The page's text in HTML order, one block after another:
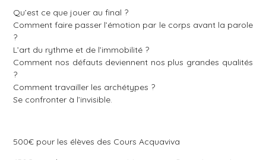
Qu’est ce que jouer au final ?
Comment faire passer l’émotion par le corps avant la parole
?
L’art du rythme et de l’immobilité ?
Comment nos défauts deviennent nos plus grandes qualités
?
Comment travailler les archétypes ?
Se confronter à l’invisible.
500€ pour les élèves des Cours Acquaviva